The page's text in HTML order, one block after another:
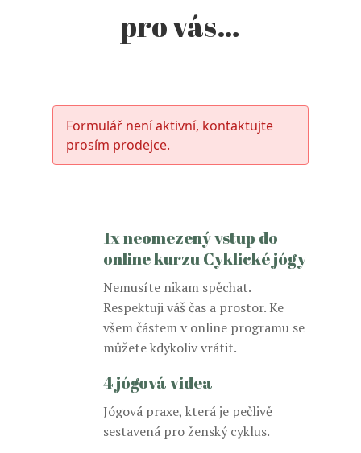
pro vás…
Formulář není aktivní, kontaktujte
prosím prodejce.
1x neomezený vstup do
online kurzu Cyklické jógy
Nemusíte nikam spěchat.
Respektuji váš čas a prostor. Ke
všem částem v online programu se
můžete kdykoliv vrátit.
4 jógová videa
Jógová praxe, která je pečlivě
sestavená pro ženský cyklus.